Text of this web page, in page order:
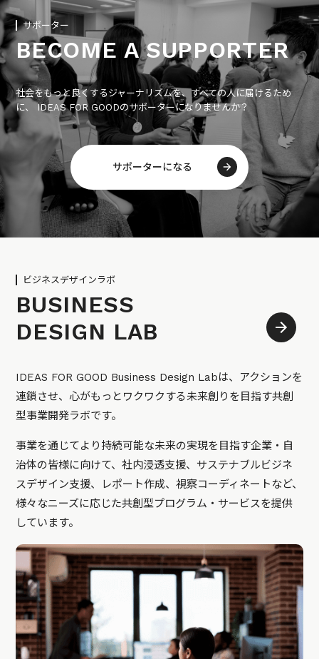
サポーター
BECOME A SUPPORTER
社会をもっと良くするジャーナリズムを、すべての人に届けるため
に、 IDEAS FOR GOODのサポーターになりませんか？
サポーターになる
ビジネスデザインラボ
BUSINESS
DESIGN LAB
IDEAS FOR GOOD Business Design Labは、アクションを
連鎖させ、心がもっとワクワクする未来創りを目指す共創
型事業開発ラボです。
事業を通じてより持続可能な未来の実現を目指す企業・自
治体の皆様に向けて、社内浸透支援、サステナブルビジネ
スデザイン支援、レポート作成、視察コーディネートなど、
様々なニーズに応じた共創型プログラム・サービスを提供
しています。